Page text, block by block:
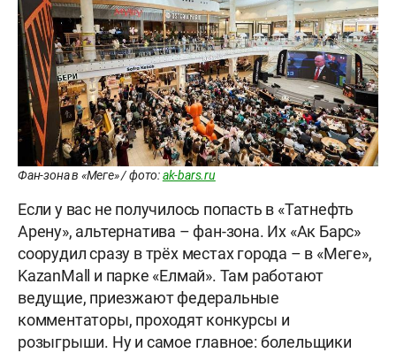
Фан-зона в «Меге» / фото:ak-bars.ru
Если у вас не получилось попасть в «Татнефть
Арену», альтернатива – фан-зона. Их «Ак Барс»
соорудил сразу в трёх местах города – в «Меге»,
KazanMall и парке «Елмай». Там работают
ведущие, приезжают федеральные
комментаторы, проходят конкурсы и
розыгрыши. Ну и самое главное: болельщики